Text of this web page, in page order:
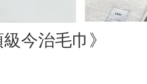
今治毛巾》